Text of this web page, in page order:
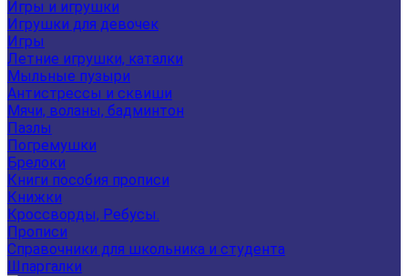
Игры и игрушки
Игрушки для девочек
Игры
Летние игрушки, каталки
Мыльные пузыри
Антистрессы и сквиши
Мячи, воланы, бадминтон
Пазлы
Погремушки
Брелоки
Книги пособия прописи
Книжки
Кроссворды, Ребусы.
Прописи
Справочники для школьника и студента
Шпаргалки